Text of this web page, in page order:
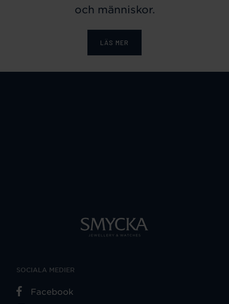
och människor.
LÄS MER
SOCIALA MEDIER
Facebook